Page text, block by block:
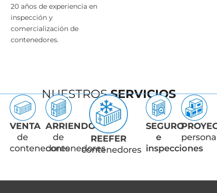
20 años de experiencia en
inspección y
comercialización de
contenedores.
NUESTROSSERVICIOS
VENTA
de
contenedores
ARRIENDO
de
contenedores
REEFER
contenedores
SEGURO
e
inspecciones